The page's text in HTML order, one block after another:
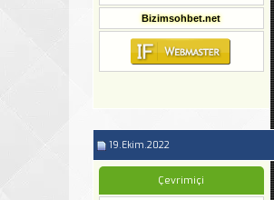
Bizimsohbet.net
19.Ekim.2022
Çevrimiçi